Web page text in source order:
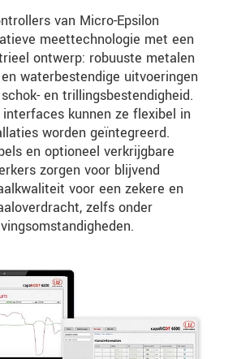
van Micro-Epsilon
meettechnologie met een
ontwerp: robuuste metalen
waterbestendige uitvoeringen
en trillingsbestendigheid.
kunnen ze flexibel in
worden geïntegreerd.
en optioneel verkrijgbare
zorgen voor blijvend
voor een zekere en
zelfs onder